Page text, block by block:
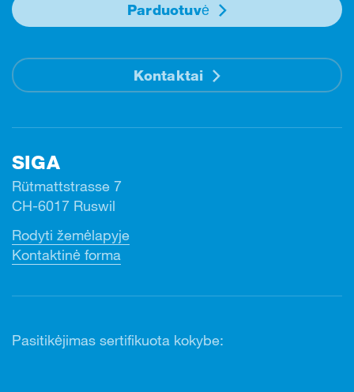
Parduotuvė
Kontaktai
SIGA
Rütmattstrasse 7
CH-6017 Ruswil
Rodyti žemėlapyje
Kontaktinė forma
Pasitikėjimas sertifikuota kokybe: